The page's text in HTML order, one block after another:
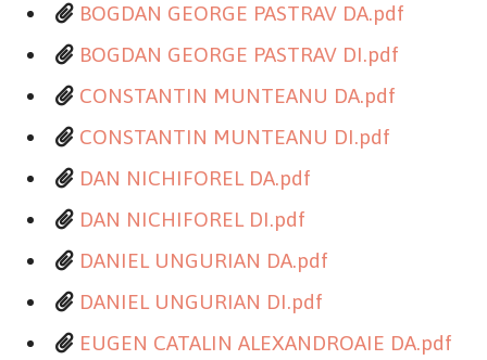
BOGDAN GEORGE PASTRAV DA.pdf
BOGDAN GEORGE PASTRAV DI.pdf
CONSTANTIN MUNTEANU DA.pdf
CONSTANTIN MUNTEANU DI.pdf
DAN NICHIFOREL DA.pdf
DAN NICHIFOREL DI.pdf
DANIEL UNGURIAN DA.pdf
DANIEL UNGURIAN DI.pdf
EUGEN CATALIN ALEXANDROAIE DA.pdf